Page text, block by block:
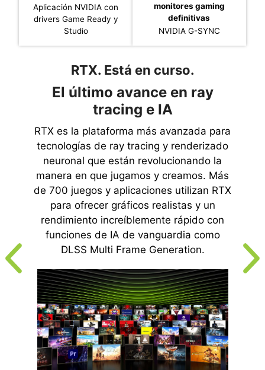
Aplicación NVIDIA con
drivers Game Ready y
Studio
monitores gaming
definitivas
NVIDIA G-SYNC
RTX. Está en curso.
El último avance en ray
tracing e IA
RTX es la plataforma más avanzada para
tecnologías de ray tracing y renderizado
neuronal que están revolucionando la
manera en que jugamos y creamos. Más
de 700 juegos y aplicaciones utilizan RTX
para ofrecer gráficos realistas y un
rendimiento increíblemente rápido con
funciones de IA de vanguardia como
DLSS Multi Frame Generation.